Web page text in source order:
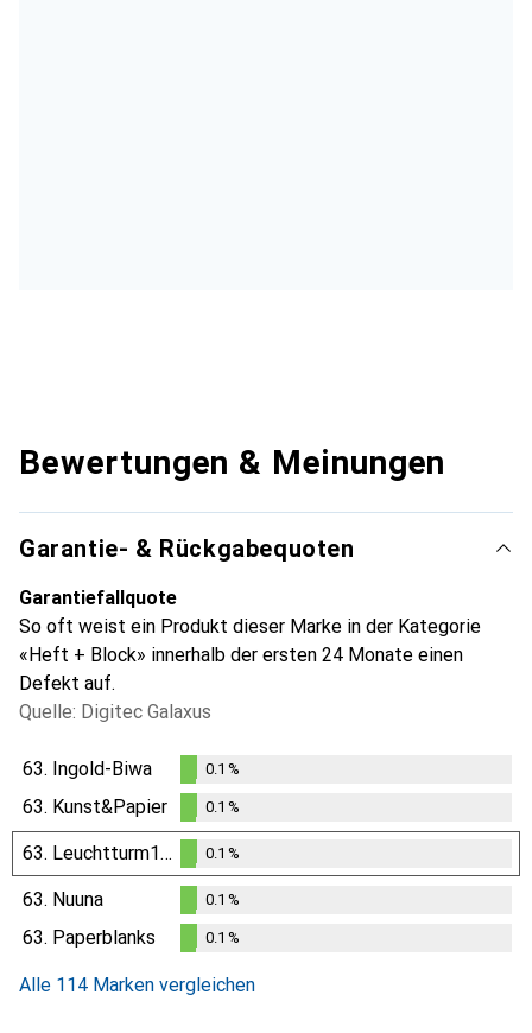
Bewertungen & Meinungen
Garantie- & Rückgabequoten
Garantiefallquote
So oft weist ein Produkt dieser Marke in der Kategorie
«Heft + Block» innerhalb der ersten 24 Monate einen
Defekt auf.
Quelle: Digitec Galaxus
63. Ingold-Biwa
%
0.1 %
63. Kunst&Papier
0.1%
0.1 %
63. Leuchtturm1917
0.1%
0.1 %
63. Nuuna
%
0.1 %
63. Paperblanks 0.1 %
Alle 114 Marken vergleichen